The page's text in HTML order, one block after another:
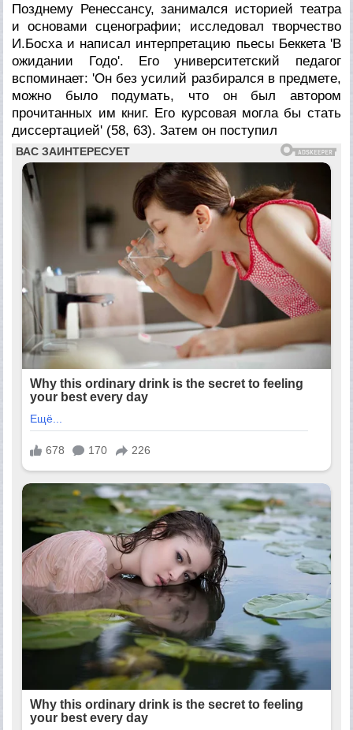
Позднему Ренессансу, занимался историей театра
и основами сценографии; исследовал творчество
И.Босха и написал интерпретацию пьесы Беккета 'В
ожидании Годо'. Его университетский педагог
вспоминает: 'Он без усилий разбирался в предмете,
можно было подумать, что он был автором
прочитанных им книг. Его курсовая могла бы стать
диссертацией' (58, 63). Затем он поступил